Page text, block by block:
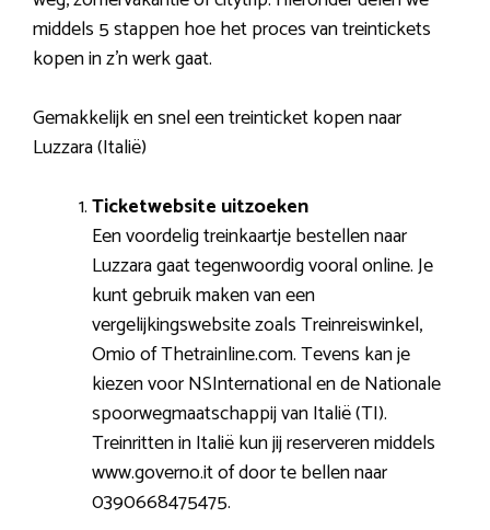
middels 5 stappen hoe het proces van treintickets
kopen in z’n werk gaat.
Gemakkelijk en snel een treinticket kopen naar
Luzzara (Italië)
Ticketwebsite uitzoeken
Een voordelig treinkaartje bestellen naar
Luzzara gaat tegenwoordig vooral online. Je
kunt gebruik maken van een
vergelijkingswebsite zoals Treinreiswinkel,
Omio of Thetrainline.com. Tevens kan je
kiezen voor NSInternational en de Nationale
spoorwegmaatschappij van Italië (TI).
Treinritten in Italië kun jij reserveren middels
www.governo.it of door te bellen naar
0390668475475.